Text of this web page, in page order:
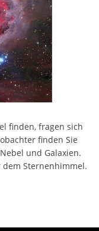
finden, fragen sich
finden Sie
und Galaxien.
Sternenhimmel.